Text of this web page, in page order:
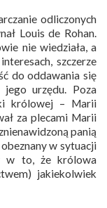
odliczonych
Louis de Rohan.
nie wiedziała, a
szczerze
do oddawania się
jego urzędu. Poza
królowej – Marii
za plecami Marii
panią
w sytuacji
w to, że królowa
jakiekolwiek